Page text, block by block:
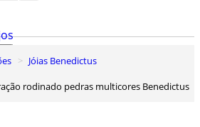
Jóias Benedictus
rodinado pedras multicores Benedictus